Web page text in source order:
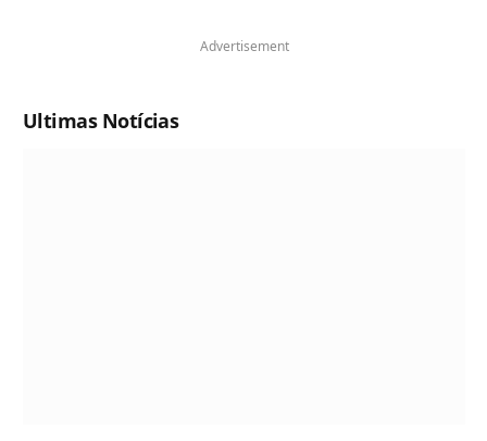
Advertisement
Ultimas Notícias